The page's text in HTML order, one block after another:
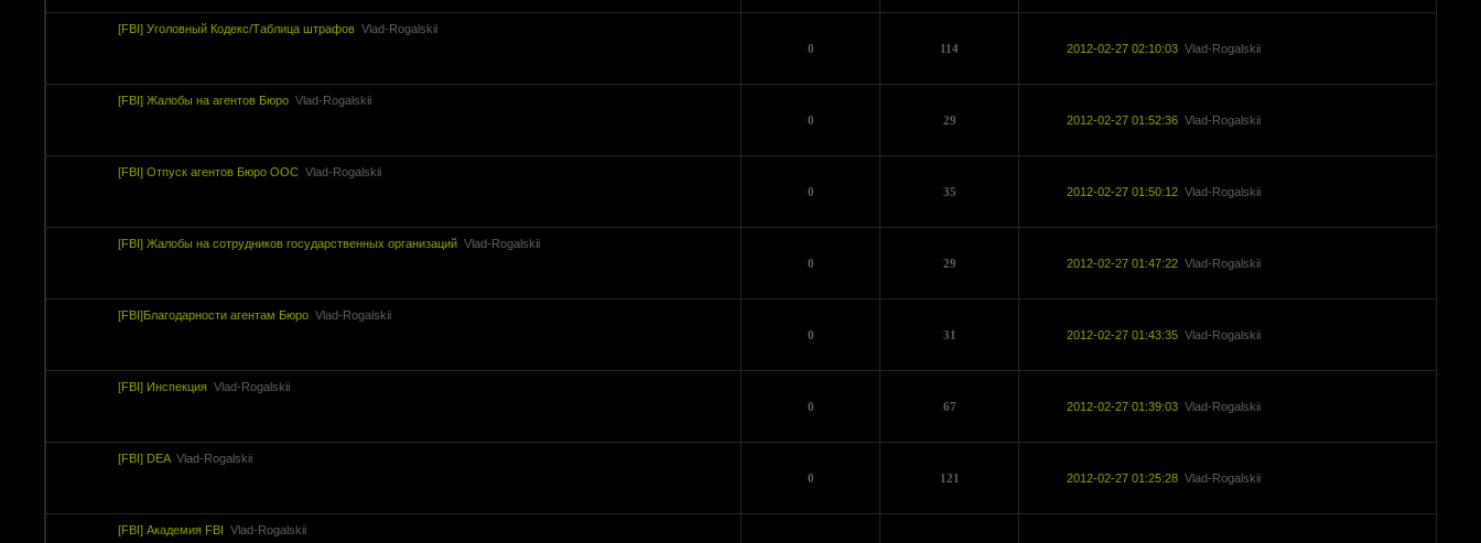
[FBI] Уголовный Кодекс/Таблица штрафов Vlad-Rogalskii
0
114 2012-02-27 02:10:03 Vlad-Rogalskii
[FBI] Жалобы на агентов Бюро Vlad-Rogalskii
0
29 2012-02-27 01:52:36 Vlad-Rogalskii
[FBI] Отпуск агентов Бюро ООС Vlad-Rogalskii
0
35 2012-02-27 01:50:12 Vlad-Rogalskii
[FBI] Жалобы на сотрудников государственных организаций Vlad-Rogalskii
0
29 2012-02-27 01:47:22 Vlad-Rogalskii
[FBI]Благодарности агентам Бюро Vlad-Rogalskii
0
31 2012-02-27 01:43:35 Vlad-Rogalskii
[FBI] Инспекция Vlad-Rogalskii
0
67 2012-02-27 01:39:03 Vlad-Rogalskii
[FBI] DEA Vlad-Rogalskii
0
121 2012-02-27 01:25:28 Vlad-Rogalskii
[FBI] Академия FBI Vlad-Rogalskii